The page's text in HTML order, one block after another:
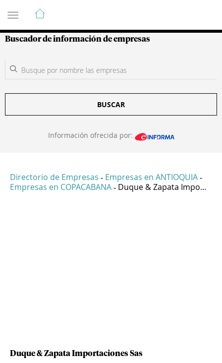
Guía de Empresas Colombianas
Buscador de información de empresas
BUSCAR
Información ofrecida por:
Directorio de Empresas - Empresas en ANTIOQUIA -
Empresas en COPACABANA - Duque & Zapata Impo...
Duque & Zapata Importaciones Sas